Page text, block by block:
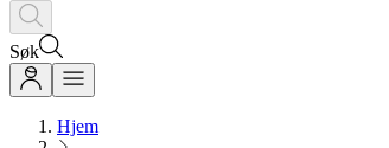
Søk
Hjem